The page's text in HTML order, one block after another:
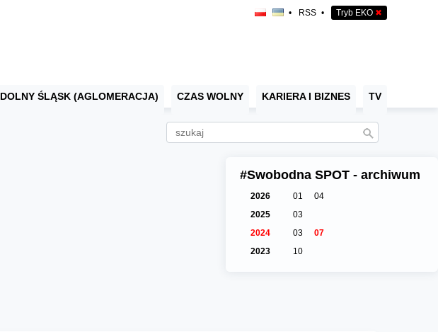
• RSS • Tryb EKO ✖
DOLNY ŚLĄSK (AGLOMERACJA) CZAS WOLNY KARIERA I BIZNES TV
#Swobodna SPOT - archiwum
2026 01
04
2025
03
2024
03
07
2023
10